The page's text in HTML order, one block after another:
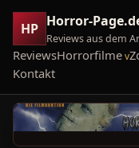
HP Horror-
Reviews aus dem
ReviewsHorrorfilme
Kontakt